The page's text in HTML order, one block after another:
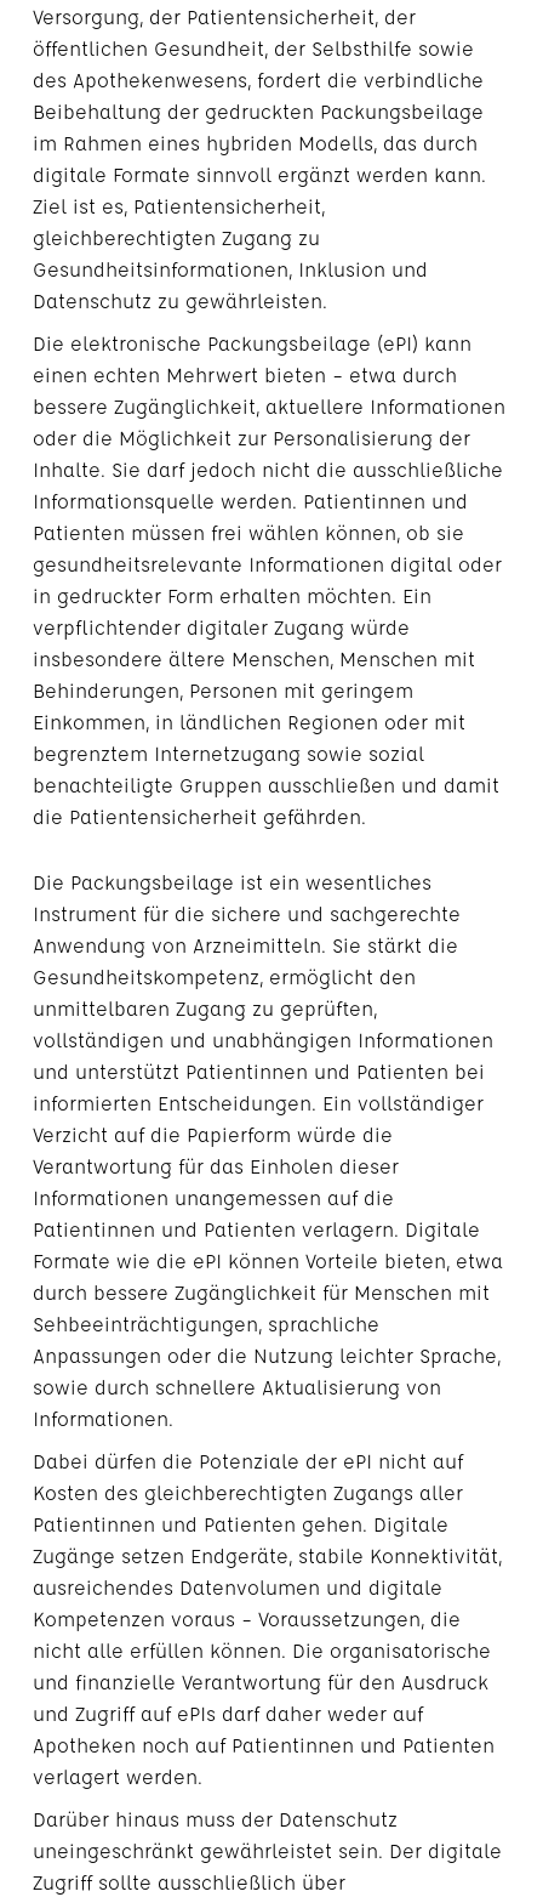
Versorgung, der Patientensicherheit, der
öffentlichen Gesundheit, der Selbsthilfe sowie
des Apothekenwesens, fordert die verbindliche
Beibehaltung der gedruckten Packungsbeilage
im Rahmen eines hybriden Modells, das durch
digitale Formate sinnvoll ergänzt werden kann.
Ziel ist es, Patientensicherheit,
gleichberechtigten Zugang zu
Gesundheitsinformationen, Inklusion und
Datenschutz zu gewährleisten.
Die elektronische Packungsbeilage (ePI) kann
einen echten Mehrwert bieten – etwa durch
bessere Zugänglichkeit, aktuellere Informationen
oder die Möglichkeit zur Personalisierung der
Inhalte. Sie darf jedoch nicht die ausschließliche
Informationsquelle werden. Patientinnen und
Patienten müssen frei wählen können, ob sie
gesundheitsrelevante Informationen digital oder
in gedruckter Form erhalten möchten. Ein
verpflichtender digitaler Zugang würde
insbesondere ältere Menschen, Menschen mit
Behinderungen, Personen mit geringem
Einkommen, in ländlichen Regionen oder mit
begrenztem Internetzugang sowie sozial
benachteiligte Gruppen ausschließen und damit
die Patientensicherheit gefährden.
Die Packungsbeilage ist ein wesentliches
Instrument für die sichere und sachgerechte
Anwendung von Arzneimitteln. Sie stärkt die
Gesundheitskompetenz, ermöglicht den
unmittelbaren Zugang zu geprüften,
vollständigen und unabhängigen Informationen
und unterstützt Patientinnen und Patienten bei
informierten Entscheidungen. Ein vollständiger
Verzicht auf die Papierform würde die
Verantwortung für das Einholen dieser
Informationen unangemessen auf die
Patientinnen und Patienten verlagern. Digitale
Formate wie die ePI können Vorteile bieten, etwa
durch bessere Zugänglichkeit für Menschen mit
Sehbeeinträchtigungen, sprachliche
Anpassungen oder die Nutzung leichter Sprache,
sowie durch schnellere Aktualisierung von
Informationen.
Dabei dürfen die Potenziale der ePI nicht auf
Kosten des gleichberechtigten Zugangs aller
Patientinnen und Patienten gehen. Digitale
Zugänge setzen Endgeräte, stabile Konnektivität,
ausreichendes Datenvolumen und digitale
Kompetenzen voraus – Voraussetzungen, die
nicht alle erfüllen können. Die organisatorische
und finanzielle Verantwortung für den Ausdruck
und Zugriff auf ePIs darf daher weder auf
Apotheken noch auf Patientinnen und Patienten
verlagert werden.
Darüber hinaus muss der Datenschutz
uneingeschränkt gewährleistet sein. Der digitale
Zugriff sollte ausschließlich über